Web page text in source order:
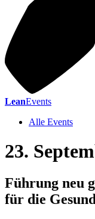
LeanEvents
Alle Events
23.
Führung neu
für die